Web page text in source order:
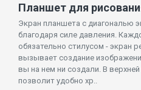
Планшет для
Экран планшета с диагональю
благодаря силе давления.
обязательно стилусом - экран
вызывает создание
вы на нем ни создали. В
позволит удобно хр..